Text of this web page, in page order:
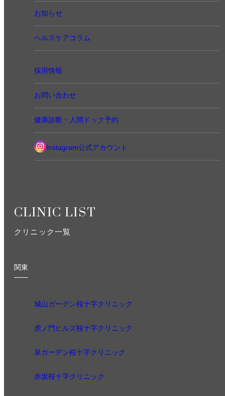
お知らせ
ヘルスケアコラム
採用情報
お問い合わせ
健康診断・人間ドック予約
Instagram公式アカウント
CLINIC LIST
クリニック一覧
関東
城山ガーデン桜十字クリニック
虎ノ門ヒルズ桜十字クリニック
泉ガーデン桜十字クリニック
赤坂桜十字クリニック